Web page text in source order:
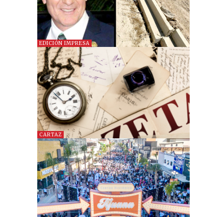
EDICIÓN IMPRESA
CARTAZ